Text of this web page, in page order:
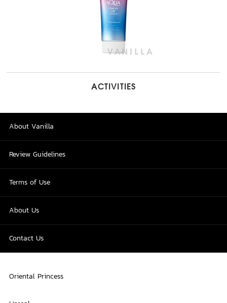
ACTIVITIES
About Vanilla
Review Guidelines
Terms of Use
About Us
Contact Us
Oriental Princess